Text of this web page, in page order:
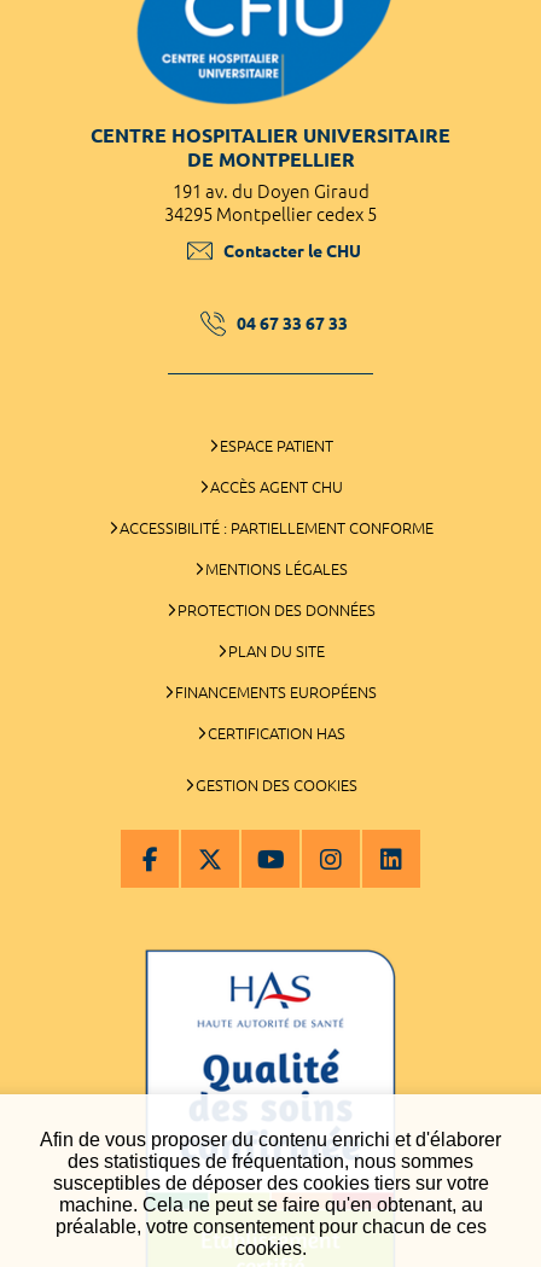
Afin de vous proposer du contenu enrichi et d'élaborer
des statistiques de fréquentation, nous sommes
susceptibles de déposer des cookies tiers sur votre
machine. Cela ne peut se faire qu'en obtenant, au
préalable, votre consentement pour chacun de ces
cookies.
CENTRE HOSPITALIER UNIVERSITAIRE
DE MONTPELLIER
191 av. du Doyen Giraud
34295 Montpellier cedex 5
Contacter le CHU
04 67 33 67 33
ESPACE PATIENT
ACCÈS AGENT CHU
ACCESSIBILITÉ : PARTIELLEMENT CONFORME
MENTIONS LÉGALES
PROTECTION DES DONNÉES
PLAN DU SITE
FINANCEMENTS EUROPÉENS
CERTIFICATION HAS
GESTION DES COOKIES